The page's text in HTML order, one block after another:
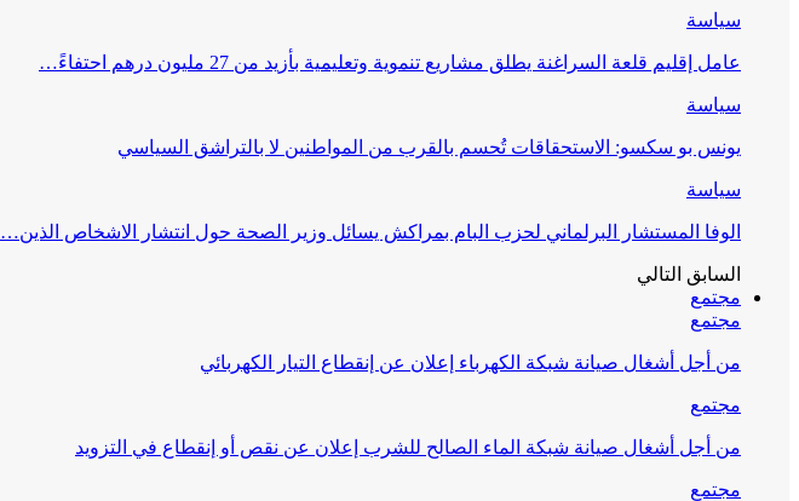
سياسة
عامل إقليم قلعة السراغنة يطلق مشاريع تنموية وتعليمية بأزيد من 27 مليون درهم احتفاءً…
سياسة
يونس بو سكسو: الاستحقاقات تُحسم بالقرب من المواطنين لا بالتراشق السياسي
سياسة
الوفا المستشار البرلماني لحزب البام بمراكش يسائل وزير الصحة حول انتشار الاشخاص الذين…
السابق التالي
مجتمع
مجتمع
من أجل أشغال صيانة شبكة الكهرباء إعلان عن إنقطاع التيار الكهربائي
مجتمع
من أجل أشغال صيانة شبكة الماء الصالح للشرب إعلان عن نقص أو إنقطاع في التزويد
مجتمع